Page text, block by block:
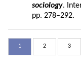
sociology.
pp. 278–292.
1 2 3